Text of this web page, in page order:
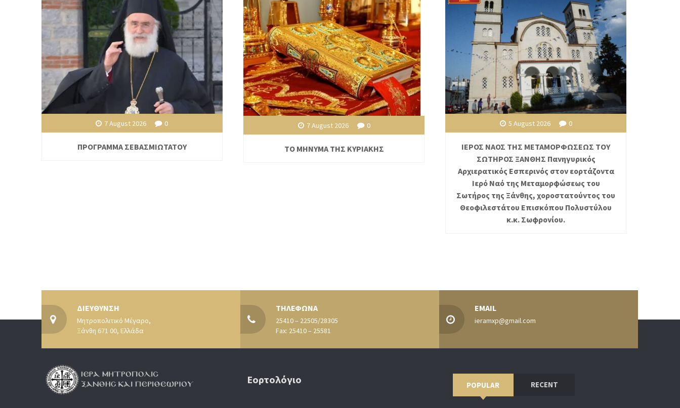
7 August 2026 0
ΠΡΟΓΡΑΜΜΑ ΣΕΒΑΣΜΙΩΤΑΤΟΥ
7 August 2026 0
ΤΟ ΜΗΝΥΜΑ ΤΗΣ ΚΥΡΙΑΚΗΣ
5 August 2026 0
ΙΕΡΟΣ ΝΑΟΣ ΤΗΣ ΜΕΤΑΜΟΡΦΩΣΕΩΣ ΤΟΥ
ΣΩΤΗΡΟΣ ΞΑΝΘΗΣ Πανηγυρικός
Αρχιερατικός Εσπερινός στον εορτάζοντα
Ιερό Ναό της Μεταμορφώσεως του
Σωτήρος της Ξάνθης, χοροστατούντος του
Θεοφιλεστάτου Επισκόπου Πολυστύλου
κ.κ. Σωφρονίου.
ΔΙΕΥΘΥΝΣΗ
Μητροπολιτικό Μέγαρο,
Ξάνθη 671 00, Ελλάδα
ΤΗΛΕΦΩΝΑ
25410 – 22505/28305
Fax: 25410 – 25581
EMAIL
ieramxp@gmail.com
Εορτολόγιο POPULAR RECENT